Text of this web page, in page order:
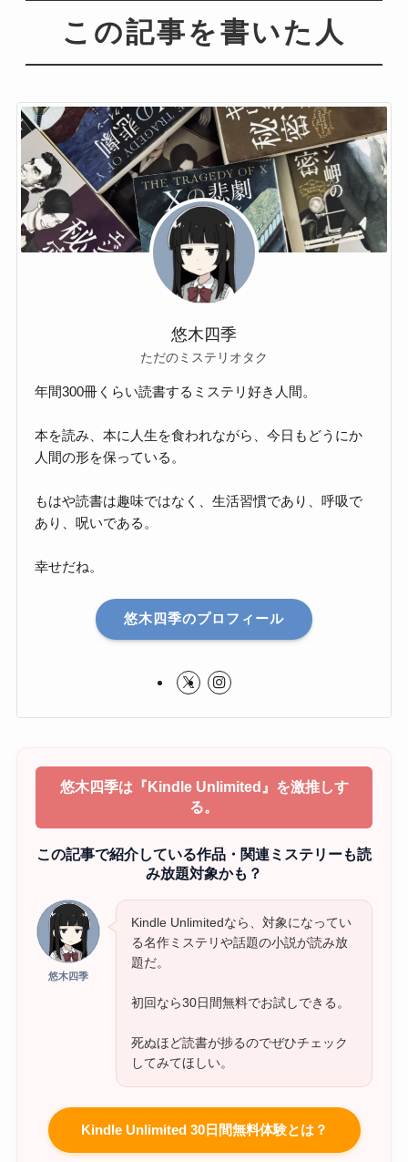
この記事を書いた人
悠木四季
ただのミステリオタク
年間300冊くらい読書するミステリ好き人間。
本を読み、本に人生を食われながら、今日もどうにか
人間の形を保っている。
もはや読書は趣味ではなく、生活習慣であり、呼吸で
あり、呪いである。
幸せだね。
悠木四季のプロフィール
悠木四季は『Kindle Unlimited』を激推しす
る。
この記事で紹介している作品・関連ミステリーも読
み放題対象かも？
悠木四季
Kindle Unlimitedなら、対象になってい
る名作ミステリや話題の小説が読み放
題だ。
初回なら30日間無料でお試しできる。
死ぬほど読書が捗るのでぜひチェック
してみてほしい。
Kindle Unlimited 30日間無料体験とは？